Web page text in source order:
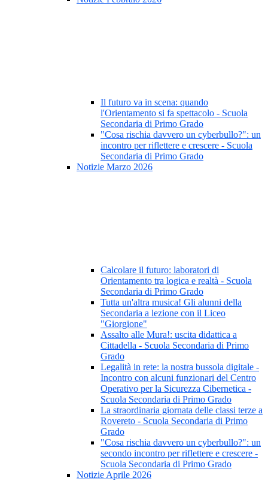
Il futuro va in scena: quando
l'Orientamento si fa spettacolo - Scuola
Secondaria di Primo Grado
"Cosa rischia davvero un cyberbullo?": un
incontro per riflettere e crescere - Scuola
Secondaria di Primo Grado
Notizie Marzo 2026
Calcolare il futuro: laboratori di
Orientamento tra logica e realtà - Scuola
Secondaria di Primo Grado
Tutta un'altra musica! Gli alunni della
Secondaria a lezione con il Liceo
"Giorgione"
Assalto alle Mura!: uscita didattica a
Cittadella - Scuola Secondaria di Primo
Grado
Legalità in rete: la nostra bussola digitale -
Incontro con alcuni funzionari del Centro
Operativo per la Sicurezza Cibernetica -
Scuola Secondaria di Primo Grado
La straordinaria giornata delle classi terze a
Rovereto - Scuola Secondaria di Primo
Grado
"Cosa rischia davvero un cyberbullo?": un
secondo incontro per riflettere e crescere -
Scuola Secondaria di Primo Grado
Notizie Aprile 2026